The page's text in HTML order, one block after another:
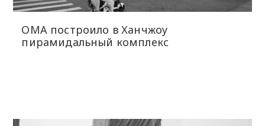
OMA построило в Ханчжоу
пирамидальный комплекс